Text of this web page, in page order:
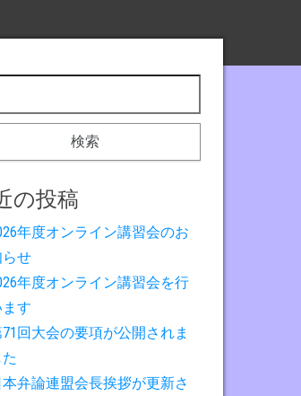
の投稿
年度オンライン講習会のお
せ
年度オンライン講習会を行
ます
回大会の要項が公開されま
た
本弁論連盟会長挨拶が更新さ